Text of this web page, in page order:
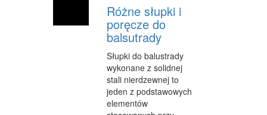
TRANSPORT
TRANSPORT
CZĘŚCI SAMOCHODOWE
WYNAJEM
USŁUGI MOTORYZACYJNE
Różne słupki i
poręcze do
balsutrady
Słupki do balustrady
wykonane z solidnej
stali nierdzewnej to
jeden z podstawowych
elementów